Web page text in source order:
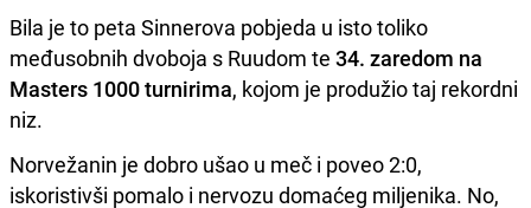
Bila je to peta Sinnerova pobjeda u isto toliko
međusobnih dvoboja s Ruudom te 34. zaredom na
Masters 1000 turnirima, kojom je produžio taj rekordni
niz.
Norvežanin je dobro ušao u meč i poveo 2:0,
iskoristivši pomalo i nervozu domaćeg miljenika. No,